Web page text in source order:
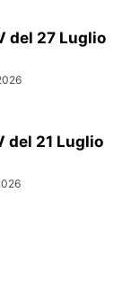
del 27 Luglio
del 21 Luglio